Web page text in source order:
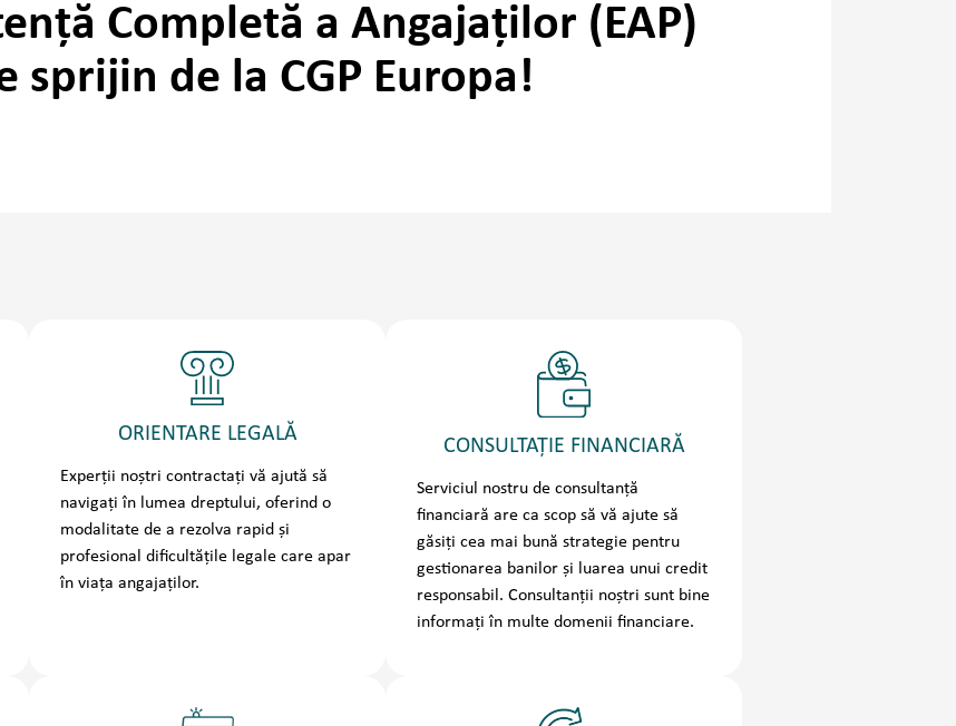
Completă a Angajaților (EAP)
sprijin de la CGP Europa!
ORIENTARE LEGALĂ
Experții noștri contractați vă ajută să
navigați în lumea dreptului, oferind o
modalitate de a rezolva rapid și
profesional dificultățile legale care apar
în viața angajaților.
CONSULTAȚIE FINANCIARĂ
Serviciul nostru de consultanță
financiară are ca scop să vă ajute să
găsiți cea mai bună strategie pentru
gestionarea banilor și luarea unui credit
responsabil. Consultanții noștri sunt bine
informați în multe domenii financiare.